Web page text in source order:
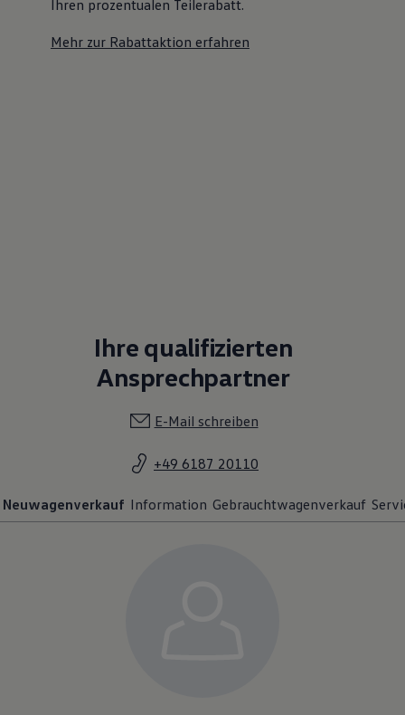
Ihren prozentualen Teilerabatt.
Mehr zur Rabattaktion erfahren
Ihre qualifizierten
Ansprechpartner
E-Mail schreiben
+49 6187 20110
Neuwagenverkauf Information Gebrauchtwagenverkauf